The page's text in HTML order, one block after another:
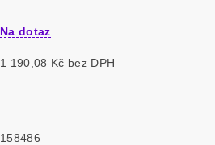
Na dotaz
1 190,08 Kč bez DPH
158486